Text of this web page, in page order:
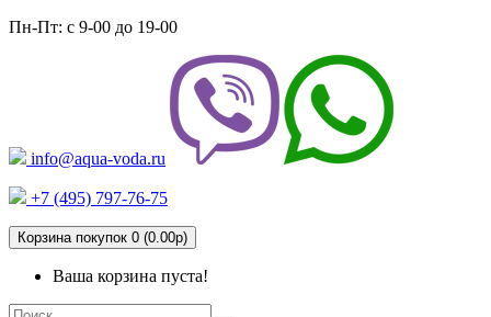
Пн-Пт: с 9-00 до 19-00
info@aqua-voda.ru
+7 (495) 797-76-75
Корзина покупок 0 (0.00р)
Ваша корзина пуста!